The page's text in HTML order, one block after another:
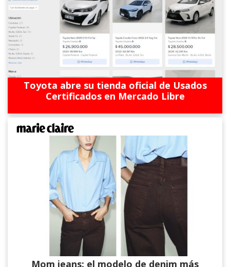
Toyota abre su tienda oficial de Usados
Certificados en Mercado Libre
Mom jeans: el modelo de denim más